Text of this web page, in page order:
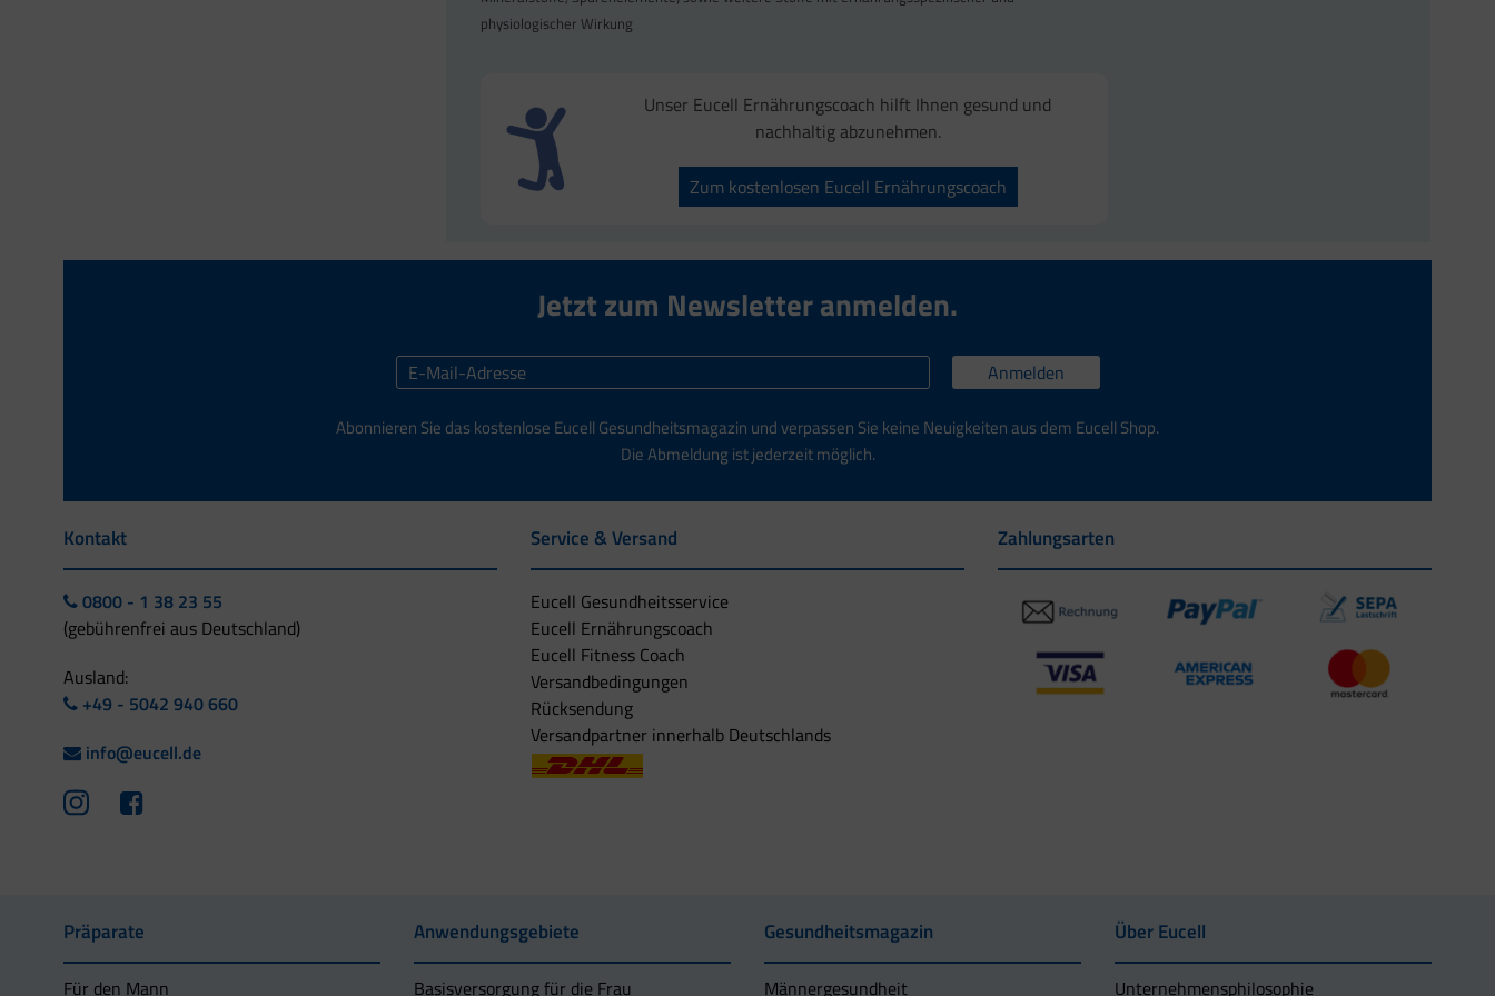
physiologischer Wirkung
Unser Eucell Ernährungscoach hilft Ihnen gesund und
nachhaltig abzunehmen.
Zum kostenlosen Eucell Ernährungscoach
Jetzt zum Newsletter anmelden.
Anmelden
Abonnieren Sie das kostenlose Eucell Gesundheitsmagazin und verpassen Sie keine Neuigkeiten aus dem Eucell Shop.
Die Abmeldung ist jederzeit möglich.
Kontakt
0800 - 1 38 23 55
(gebührenfrei aus Deutschland)
Ausland:
+49 - 5042 940 660
info@eucell.de
Service & Versand
Eucell Gesundheitsservice
Eucell Ernährungscoach
Eucell Fitness Coach
Versandbedingungen
Rücksendung
Versandpartner innerhalb Deutschlands
Zahlungsarten
Präparate
Für den Mann
Anwendungsgebiete
Basisversorgung für die Frau
Gesundheitsmagazin
Männergesundheit
Über Eucell
Unternehmens­philosophie